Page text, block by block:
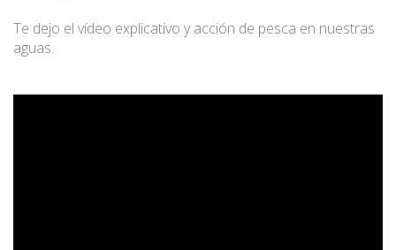
Te dejo el vídeo explicativo y acción de pesca en nuestras
aguas.